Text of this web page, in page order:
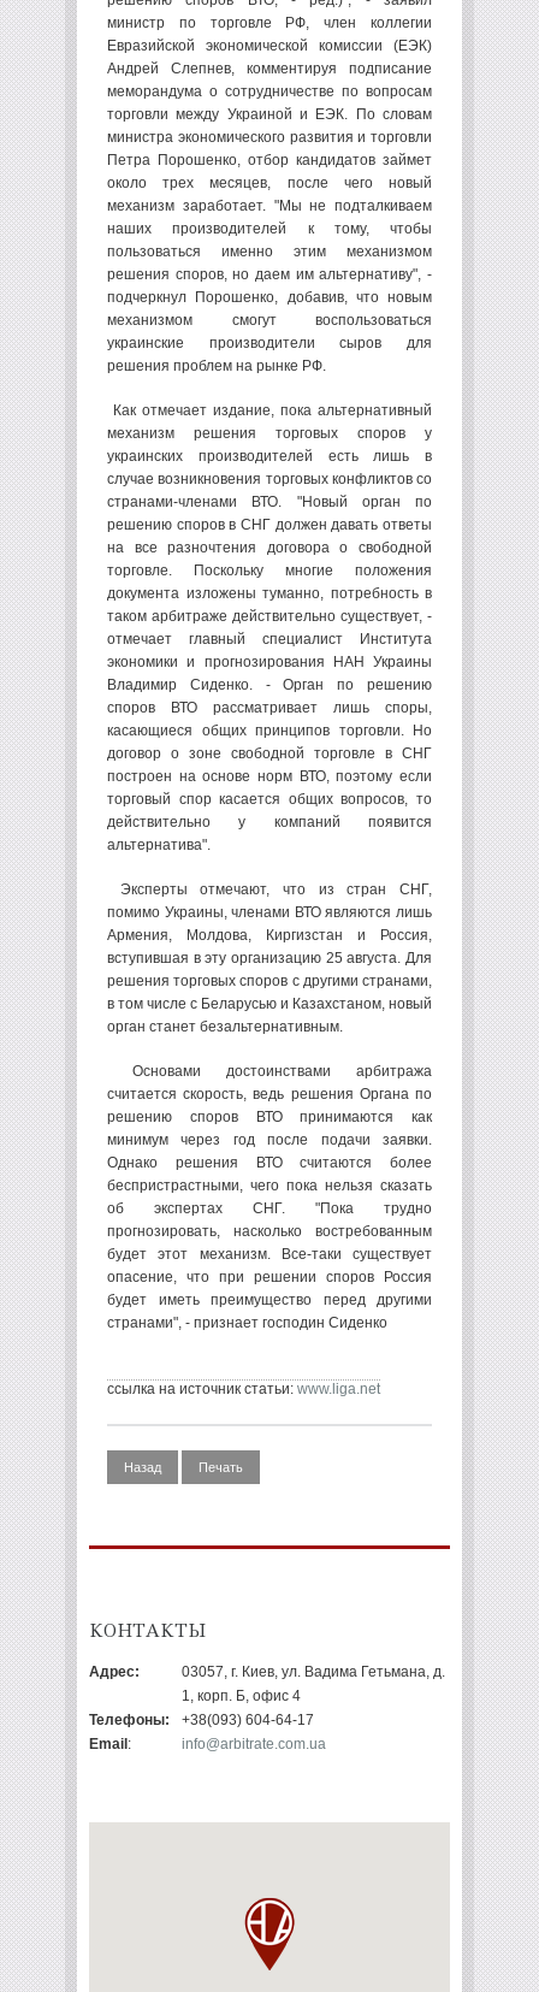
министр по торговле РФ, член коллегии
Евразийской экономической комиссии (ЕЭК)
Андрей Слепнев, комментируя подписание
меморандума о сотрудничестве по вопросам
торговли между Украиной и ЕЭК. По словам
министра экономического развития и торговли
Петра Порошенко, отбор кандидатов займет
около трех месяцев, после чего новый
механизм заработает. "Мы не подталкиваем
наших производителей к тому, чтобы
пользоваться именно этим механизмом
решения споров, но даем им альтернативу", -
подчеркнул Порошенко, добавив, что новым
механизмом смогут воспользоваться
украинские производители сыров для
решения проблем на рынке РФ.
Как отмечает издание, пока альтернативный
механизм решения торговых споров у
украинских производителей есть лишь в
случае возникновения торговых конфликтов со
странами-членами ВТО. "Новый орган по
решению споров в СНГ должен давать ответы
на все разночтения договора о свободной
торговле. Поскольку многие положения
документа изложены туманно, потребность в
таком арбитраже действительно существует, -
отмечает главный специалист Института
экономики и прогнозирования НАН Украины
Владимир Сиденко. - Орган по решению
споров ВТО рассматривает лишь споры,
касающиеся общих принципов торговли. Но
договор о зоне свободной торговле в СНГ
построен на основе норм ВТО, поэтому если
торговый спор касается общих вопросов, то
действительно у компаний появится
альтернатива".
Эксперты отмечают, что из стран СНГ,
помимо Украины, членами ВТО являются лишь
Армения, Молдова, Киргизстан и Россия,
вступившая в эту организацию 25 августа. Для
решения торговых споров с другими странами,
в том числе с Беларусью и Казахстаном, новый
орган станет безальтернативным.
Основами достоинствами арбитража
считается скорость, ведь решения Органа по
решению споров ВТО принимаются как
минимум через год после подачи заявки.
Однако решения ВТО считаются более
беспристрастными, чего пока нельзя сказать
об экспертах СНГ. "Пока трудно
прогнозировать, насколько востребованным
будет этот механизм. Все-таки существует
опасение, что при решении споров Россия
будет иметь преимущество перед другими
странами", - признает господин Сиденко
ссылка на источник статьи: www.liga.net
Назад Печать
КОНТАКТЫ
Адрес:
03057, г. Киев, ул. Вадима Гетьмана, д.
1, корп. Б, офис 4
Телефоны:
+38(093) 604-64-17
Email : info@arbitrate.com.ua